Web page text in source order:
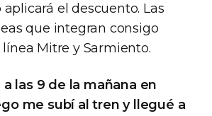
aplicará el descuento. Las
que integran consigo
Mitre y Sarmiento.
a las 9 de la mañana en
me subí al tren y llegué a